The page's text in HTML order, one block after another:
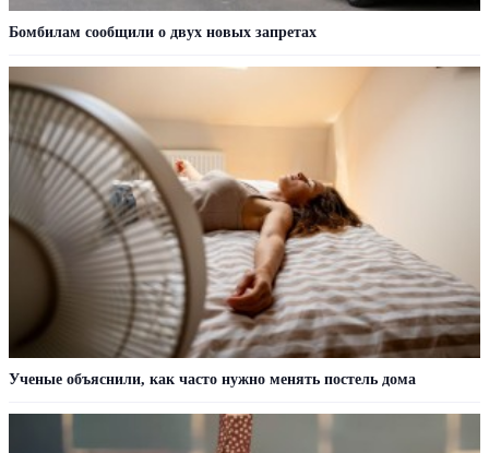
Бомбилам сообщили о двух новых запретах
Ученые объяснили, как часто нужно менять постель дома